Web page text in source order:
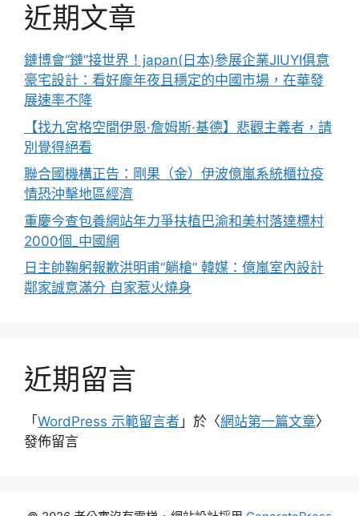
近期文章
鏈博會“鏈”接世界！japan(日本)參展企業JIUYI俱意
豪宅設計：看好龐年夜且穩定的中國市場，在華發
展速率不降
【找九宮格空間伊恩·詹姆斯·基德】悲觀主義者，請
別覺得絕看
聯合國機構正告：剛果（金）伊波億嵐系統櫃拉疫
情恐沖擊地區經濟
重慶今查包養網站年力爭扶植巴渝和美村落達標村
2000個_中國網
日主帥鞠躬報歉洪明甫“躺槍” 韓媒：億嵐室內設計
鄰家誠意滿分 自家惹火燒身
近期留言
「 WordPress 示範留言者 」於〈網站第一篇文章〉
發佈留言